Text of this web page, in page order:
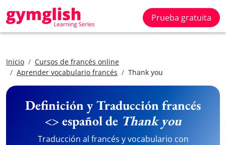
Prueba gratuita
Inicio
Cursos de francés online
Aprender vocabulario francés
Thank you
Definición y Traducción francés
<> español de Thank you
Traducción al francés y vocabulario con